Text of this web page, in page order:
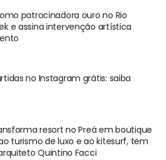
patrocinadora ouro no Rio
e assina intervenção artística
no Instagram grátis: saiba
resort no Preá em boutique
turismo de luxo e ao kitesurf, tem
Quintino Facci